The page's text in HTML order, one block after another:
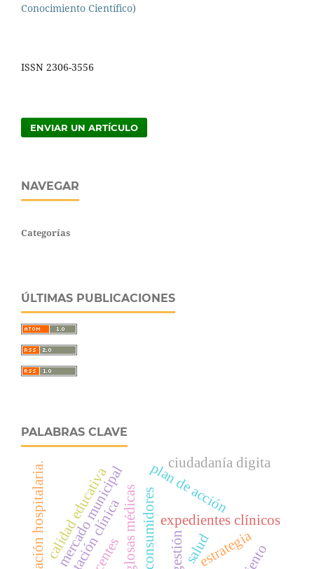
Conocimiento Científico)
ISSN 2306-3556
ENVIAR UN ARTÍCULO
NAVEGAR
Categorías
ÚLTIMAS PUBLICACIONES
PALABRAS CLAVE
expedientes clínicos
glosas médicas plan de acción
facturación hospitalaria.mercado municipal gestión
consumidores salud
calidad educativa
ciudadanía digita
estrategia